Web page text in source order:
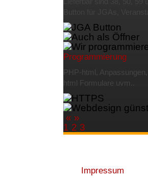
Programmierung
PHP-html, Anpassungen,
html Formulare uvm..
« »
1 2 3
Impressum